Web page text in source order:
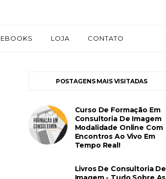
EBOOKS LOJA CONTATO
POSTAGENS MAIS VISITADAS
Curso De Formação Em
Consultoria De Imagem
Modalidade Online Com
Encontros Ao Vivo Em
Tempo Real!
Livros De Consultoria De